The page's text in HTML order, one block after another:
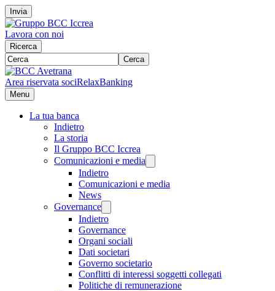
Invia
Lavora con noi
Ricerca
Cerca
Area riservata sociRelaxBanking
Menu
La tua banca
Indietro
La storia
Il Gruppo BCC Iccrea
Comunicazioni e media
Indietro
Comunicazioni e media
News
Governance
Indietro
Governance
Organi sociali
Dati societari
Governo societario
Conflitti di interessi soggetti collegati
Politiche di remunerazione